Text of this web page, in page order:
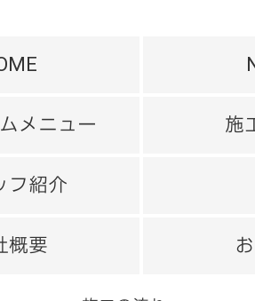
メニュー 施
フ紹介
概要